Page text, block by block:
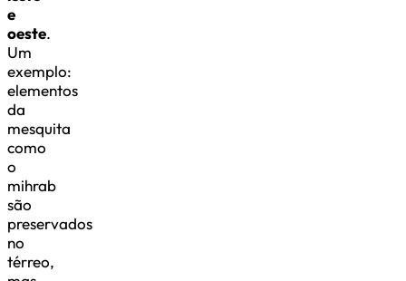
e
oeste.
Um
exemplo:
elementos
da
mesquita
como
o
mihrab
são
preservados
no
térreo,